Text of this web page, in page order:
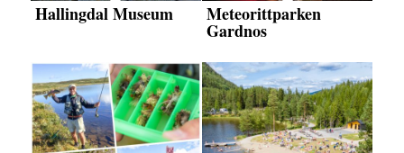
Hallingdal Museum Meteorittparken
Gardnos